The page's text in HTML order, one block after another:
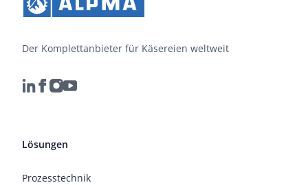
Der Komplettanbieter für Käsereien weltweit
Lösungen
Prozesstechnik